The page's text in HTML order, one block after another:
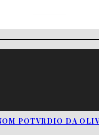
POTVRDIO DA